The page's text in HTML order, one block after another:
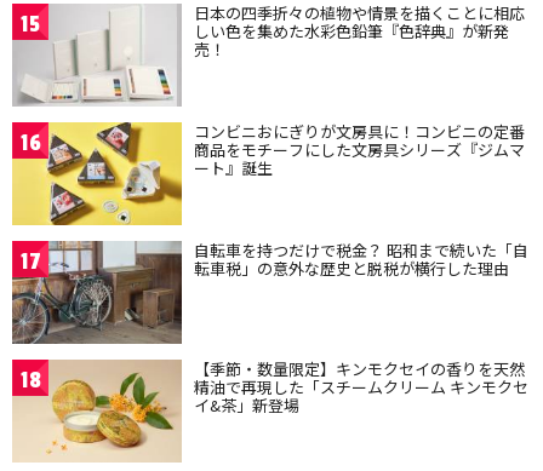
15 日本の四季折々の植物や情景を描くことに相応
しい色を集めた水彩色鉛筆『色辞典』が新発
売！
16 コンビニおにぎりが文房具に！コンビニの定番
商品をモチーフにした文房具シリーズ『ジムマ
ート』誕生
17 自転車を持つだけで税金？ 昭和まで続いた「自
転車税」の意外な歴史と脱税が横行した理由
18 【季節・数量限定】キンモクセイの香りを天然
精油で再現した「スチームクリーム キンモクセ
イ&茶」新登場